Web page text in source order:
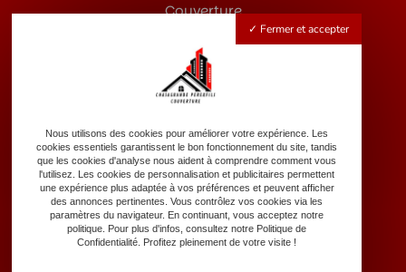
Couverture
Rénovation de toiture
Nettoyage de toiture
Dépannage d’urgence
Contact
Fermer et accepter
Nous utilisons des cookies pour améliorer votre expérience. Les
cookies essentiels garantissent le bon fonctionnement du site, tandis
que les cookies d'analyse nous aident à comprendre comment vous
l'utilisez. Les cookies de personnalisation et publicitaires permettent
une expérience plus adaptée à vos préférences et peuvent afficher
des annonces pertinentes. Vous contrôlez vos cookies via les
paramètres du navigateur. En continuant, vous acceptez notre
politique. Pour plus d'infos, consultez notre Politique de
Confidentialité. Profitez pleinement de votre visite !